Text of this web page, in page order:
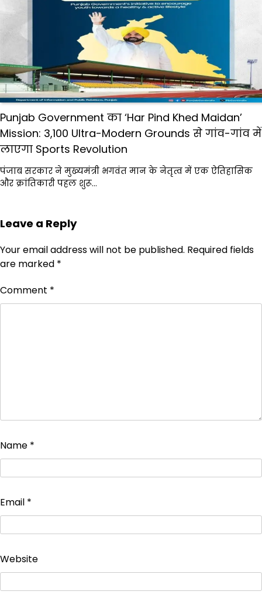
Punjab Government का ‘Har Pind Khed Maidan’
Mission: 3,100 Ultra-Modern Grounds से गांव-गांव में
लाएगा Sports Revolution
पंजाब सरकार ने मुख्यमंत्री भगवंत मान के नेतृत्व में एक ऐतिहासिक
और क्रांतिकारी पहल शुरू…
Leave a Reply
Your email address will not be published. Required fields
are marked *
Comment *
Name *
Email *
Website